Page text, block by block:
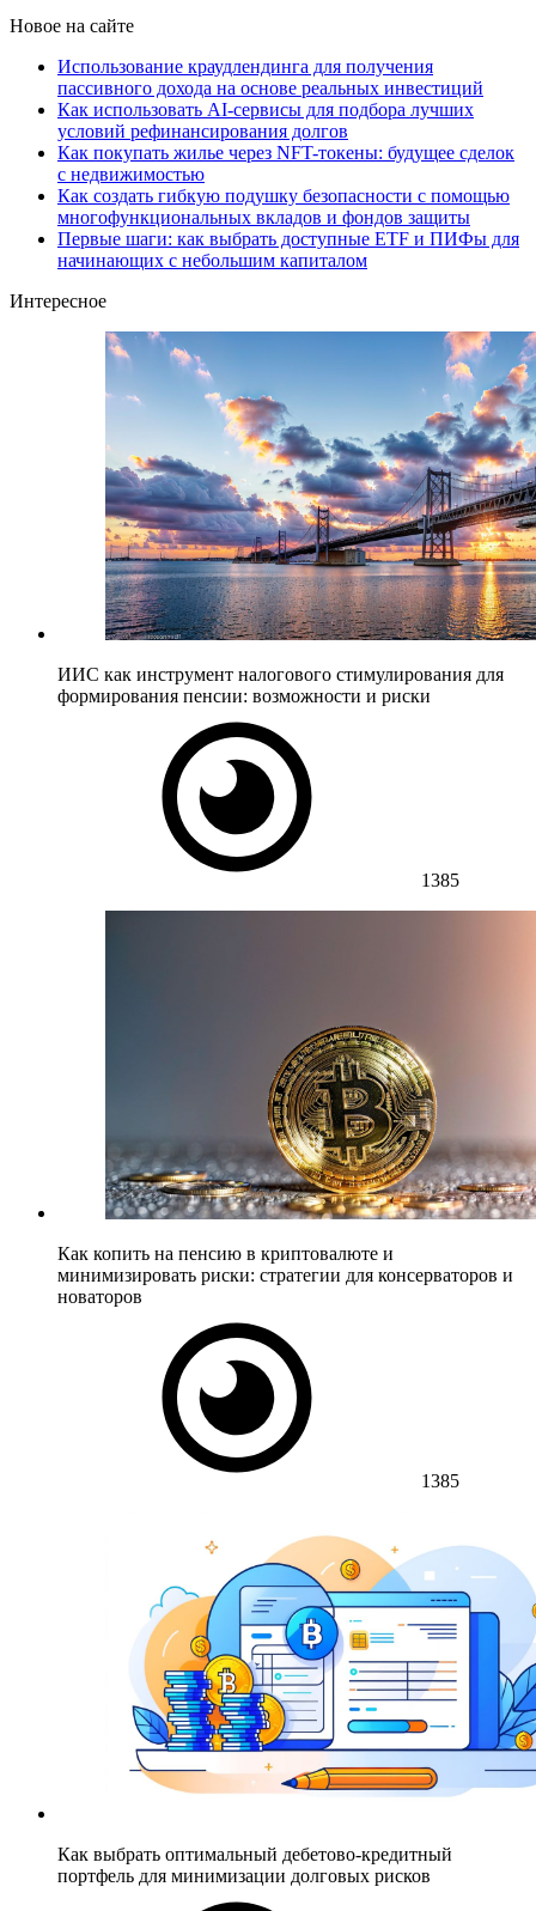
Новое на сайте
Использование краудлендинга для получения
пассивного дохода на основе реальных инвестиций
Как использовать AI-сервисы для подбора лучших
условий рефинансирования долгов
Как покупать жилье через NFT-токены: будущее сделок
с недвижимостью
Как создать гибкую подушку безопасности с помощью
многофункциональных вкладов и фондов защиты
Первые шаги: как выбрать доступные ETF и ПИФы для
начинающих с небольшим капиталом
Интересное
ИИС как инструмент налогового стимулирования для
формирования пенсии: возможности и риски
1385
Как копить на пенсию в криптовалюте и
минимизировать риски: стратегии для консерваторов и
новаторов
1385
Как выбрать оптимальный дебетово-кредитный
портфель для минимизации долговых рисков